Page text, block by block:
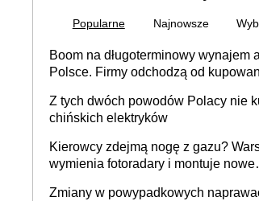
Popularne Najnowsze
Boom na długoterminowy wynajem
Polsce. Firmy odchodzą od
Z tych dwóch powodów Polacy nie
chińskich elektryków
Kierowcy zdejmą nogę z gazu?
wymienia fotoradary i montuje nowe
Zmiany w powypadkowych